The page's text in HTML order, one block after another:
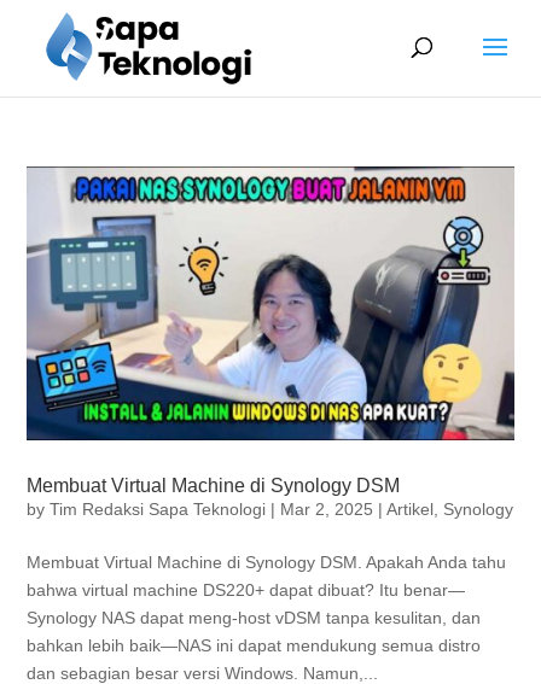
Membuat Virtual Machine di Synology DSM
byTim Redaksi Sapa Teknologi | Mar 2, 2025 |Artikel Synology
Membuat Virtual Machine di Synology DSM. Apakah Anda tahu
bahwa virtual machine DS220+ dapat dibuat? Itu benar—
Synology NAS dapat meng-host vDSM tanpa kesulitan, dan
bahkan lebih baik—NAS ini dapat mendukung semua distro
dan sebagian besar versi Windows. Namun,...